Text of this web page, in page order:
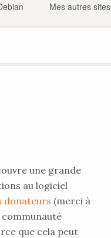
Mes autres sites
une grande
au logiciel
donateurs (merci à
communauté
que cela peut